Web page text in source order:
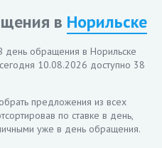
в Норильске
день обращения в Норильске
10.08.2026 доступно 38
предложения из всех
по ставке в день,
уже в день обращения.